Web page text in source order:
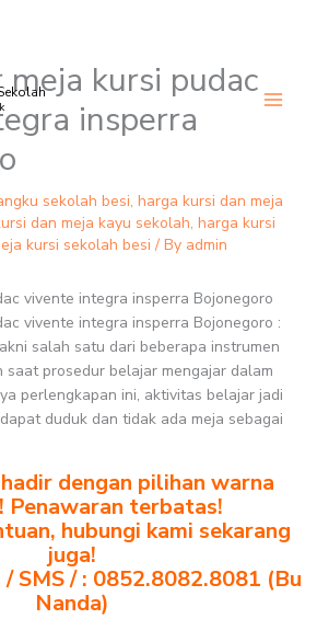
kursi pudac
insperra
sekolah besi, harga kursi dan meja
dan meja kayu sekolah, harga kursi
kursi sekolah besi / By admin
vivente integra insperra Bojonegoro
vivente integra insperra Bojonegoro :
salah satu dari beberapa instrumen
prosedur belajar mengajar dalam
perlengkapan ini, aktivitas belajar jadi
duduk dan tidak ada meja sebagai
dengan pilihan warna
Penawaran terbatas!
hubungi kami sekarang
juga!
SMS / : 0852.8082.8081 (Bu
Nanda)